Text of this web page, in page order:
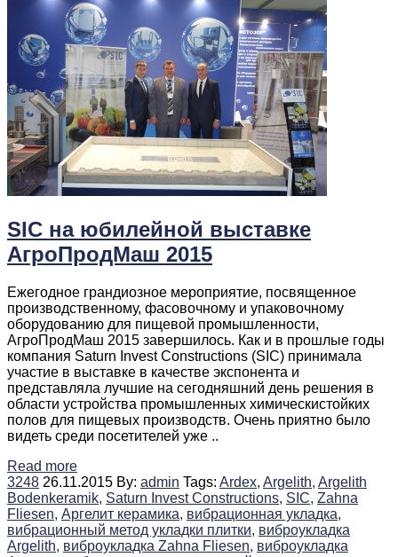
SIC на юбилейной выставке
АгроПродМаш 2015
Ежегодное грандиозное мероприятие, посвященное
производственному, фасовочному и упаковочному
оборудованию для пищевой промышленности,
АгроПродМаш 2015 завершилось. Как и в прошлые годы
компания Saturn Invest Constructions (SIC) принимала
участие в выставке в качестве экспонента и
представляла лучшие на сегодняшний день решения в
области устройства промышленных химическистойких
полов для пищевых производств. Очень приятно было
видеть среди посетителей уже ..
Read more
3248 26.11.2015 By: admin Tags: Ardex, Argelith, Argelith
Bodenkeramik, Saturn Invest Constructions, SIC, Zahna
Fliesen, Аргелит керамика, вибрационная укладка,
вибрационный метод укладки плитки, виброукладка
Argelith, виброукладка Zahna Fliesen, виброукладка